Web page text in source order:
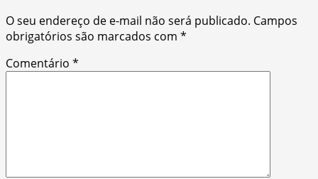
O seu endereço de e-mail não será publicado. Campos
obrigatórios são marcados com *
Comentário *